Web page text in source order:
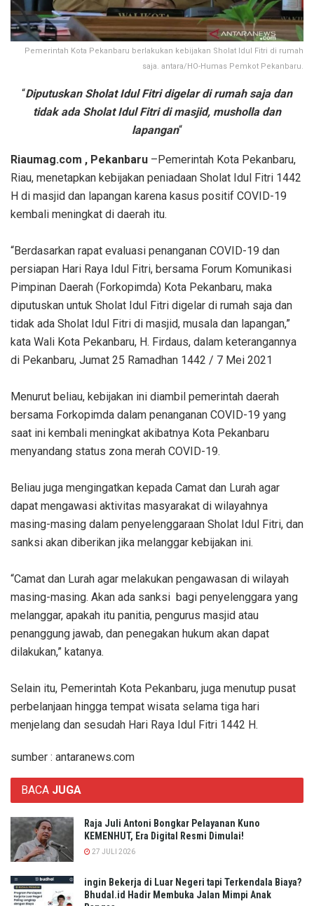
Pemerintah Kota Pekanbaru berlakukan kebijakan Sholat Idul Fitri di rumah
saja. antara/HO-Humas Pemkot Pekanbaru.
“Diputuskan Sholat Idul Fitri digelar di rumah saja dan
tidak ada Sholat Idul Fitri di masjid, musholla dan
lapangan“
Riaumag.com , Pekanbaru –Pemerintah Kota Pekanbaru,
Riau, menetapkan kebijakan peniadaan Sholat Idul Fitri 1442
H di masjid dan lapangan karena kasus positif COVID-19
kembali meningkat di daerah itu.
“Berdasarkan rapat evaluasi penanganan COVID-19 dan
persiapan Hari Raya Idul Fitri, bersama Forum Komunikasi
Pimpinan Daerah (Forkopimda) Kota Pekanbaru, maka
diputuskan untuk Sholat Idul Fitri digelar di rumah saja dan
tidak ada Sholat Idul Fitri di masjid, musala dan lapangan,”
kata Wali Kota Pekanbaru, H. Firdaus, dalam keterangannya
di Pekanbaru, Jumat 25 Ramadhan 1442 / 7 Mei 2021
Menurut beliau, kebijakan ini diambil pemerintah daerah
bersama Forkopimda dalam penanganan COVID-19 yang
saat ini kembali meningkat akibatnya Kota Pekanbaru
menyandang status zona merah COVID-19.
Beliau juga mengingatkan kepada Camat dan Lurah agar
dapat mengawasi aktivitas masyarakat di wilayahnya
masing-masing dalam penyelenggaraan Sholat Idul Fitri, dan
sanksi akan diberikan jika melanggar kebijakan ini.
“Camat dan Lurah agar melakukan pengawasan di wilayah
masing-masing. Akan ada sanksi bagi penyelenggara yang
melanggar, apakah itu panitia, pengurus masjid atau
penanggung jawab, dan penegakan hukum akan dapat
dilakukan,” katanya.
Selain itu, Pemerintah Kota Pekanbaru, juga menutup pusat
perbelanjaan hingga tempat wisata selama tiga hari
menjelang dan sesudah Hari Raya Idul Fitri 1442 H.
sumber : antaranews.com
BACA JUGA
Raja Juli Antoni Bongkar Pelayanan Kuno
KEMENHUT, Era Digital Resmi Dimulai!
27 JULI 2026
ingin Bekerja di Luar Negeri tapi Terkendala Biaya?
Bhudal.id Hadir Membuka Jalan Mimpi Anak